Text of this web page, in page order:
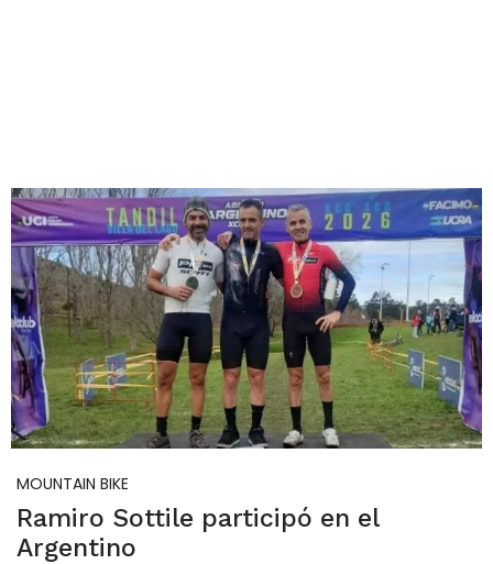
MOUNTAIN BIKE
Ramiro Sottile participó en el
Argentino